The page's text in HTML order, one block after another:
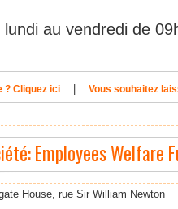
au vendredi de
? Cliquez ici Vous souhaitez
Employees Welfare
House, rue Sir William Newton